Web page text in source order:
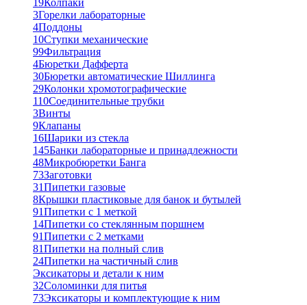
19Колпаки
3Горелки лабораторные
4Поддоны
10Ступки механические
99Фильтрация
4Бюретки Дафферта
30Бюретки автоматические Шиллинга
29Колонки хромотографические
110Соединительные трубки
3Винты
9Клапаны
16Шарики из стекла
145Банки лабораторные и принадлежности
48Микробюретки Банга
73Заготовки
31Пипетки газовые
8Крышки пластиковые для банок и бутылей
91Пипетки с 1 меткой
14Пипетки со стеклянным поршнем
91Пипетки с 2 метками
81Пипетки на полный слив
24Пипетки на частичный слив
Эксикаторы и детали к ним
32Соломинки для питья
73Эксикаторы и комплектующие к ним